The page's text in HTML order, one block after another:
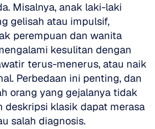
Misalnya, anak laki-laki
gelisah atau impulsif,
perempuan dan wanita
kesulitan dengan
terus-menerus, atau naik
Perbedaan ini penting, dan
orang yang gejalanya tidak
deskripsi klasik dapat merasa
salah diagnosis.